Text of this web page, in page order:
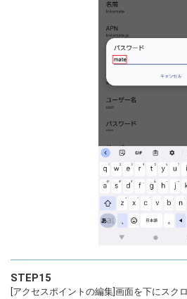
STEP15
[アクセスポイントの編集]画面を下にスク